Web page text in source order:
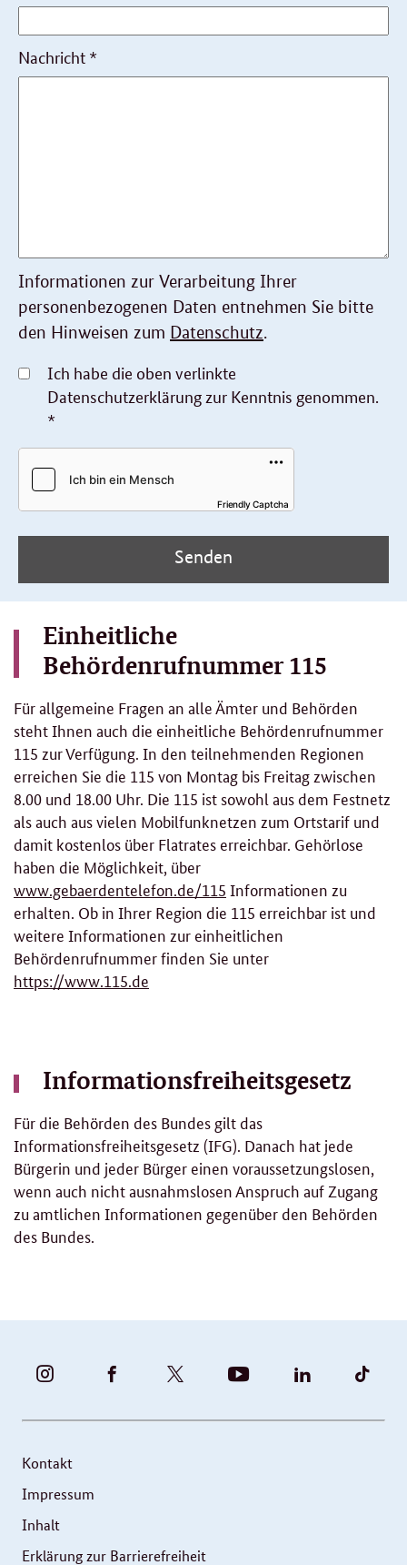
Nachricht *
Informationen zur Verarbeitung Ihrer
personenbezogenen Daten entnehmen Sie bitte
den Hinweisen zum Datenschutz.
Ich habe die oben verlinkte
Datenschutzerklärung zur Kenntnis genommen.
*
Friendly Captcha
Senden
Einheitliche
Behördenrufnummer 115
Für allgemeine Fragen an alle Ämter und Behörden
steht Ihnen auch die einheitliche Behördenrufnummer
115 zur Verfügung. In den teilnehmenden Regionen
erreichen Sie die 115 von Montag bis Freitag zwischen
8.00 und 18.00 Uhr. Die 115 ist sowohl aus dem Festnetz
als auch aus vielen Mobilfunknetzen zum Ortstarif und
damit kostenlos über Flatrates erreichbar. Gehörlose
haben die Möglichkeit, über
www.gebaerdentelefon.de/115 Informationen zu
erhalten. Ob in Ihrer Region die 115 erreichbar ist und
weitere Informationen zur einheitlichen
Behördenrufnummer finden Sie unter
https://www.115.de
Informationsfreiheitsgesetz
Für die Behörden des Bundes gilt das
Informationsfreiheitsgesetz (IFG). Danach hat jede
Bürgerin und jeder Bürger einen voraussetzungslosen,
wenn auch nicht ausnahmslosen Anspruch auf Zugang
zu amtlichen Informationen gegenüber den Behörden
des Bundes.
BUNDESFAMILIENMINISTERIUM
INSTAGRAM
UND
VIDEOS
BUNDESFAMILIENMINISTERIUM
FACEBOOK
FAMILIENMINISTERIUM
|
BMBFSFJ
YOUTUBE
BMFSFJ
LINKEDIN
Kontakt
Impressum
Inhalt
Erklärung zur Barrierefreiheit